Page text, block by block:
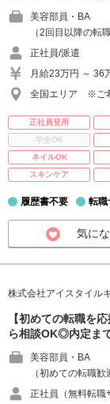
美容部員・BA
（2回目以降の転
正社員/派遣
月給23万円 ～ 36
全国エリア ※ご
正社員登用
学生OK
ネイルOK
スキンケア
履歴書不要 転職
気に
株式会社アイスタイル
【初めての転職を
ら相談OK◎内定ま
美容部員・BA
（初めての転職
正社員（無料転職